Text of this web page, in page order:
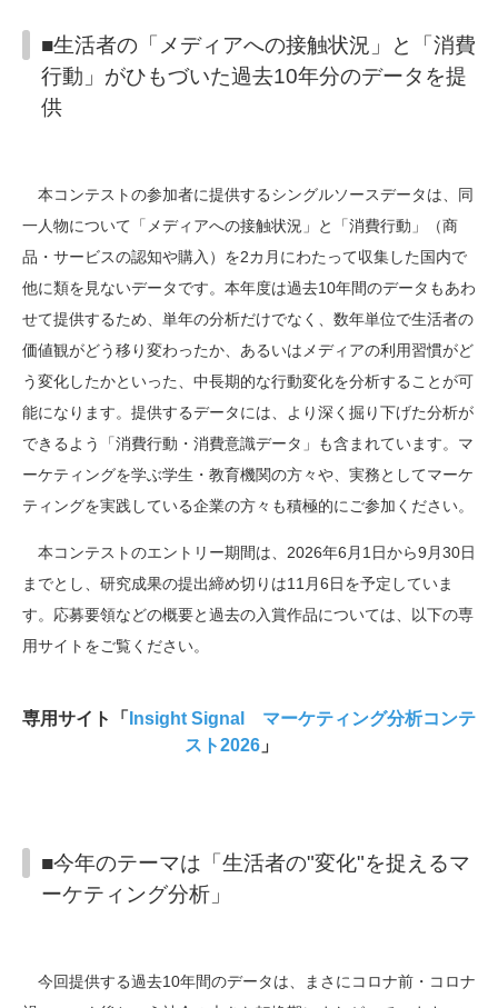
■生活者の「メディアへの接触状況」と「消費
行動」がひもづいた過去10年分のデータを提
供
本コンテストの参加者に提供するシングルソースデータは、同
一人物について「メディアへの接触状況」と「消費行動」（商
品・サービスの認知や購入）を2カ月にわたって収集した国内で
他に類を見ないデータです。本年度は過去10年間のデータもあわ
せて提供するため、単年の分析だけでなく、数年単位で生活者の
価値観がどう移り変わったか、あるいはメディアの利用習慣がど
う変化したかといった、中長期的な行動変化を分析することが可
能になります。提供するデータには、より深く掘り下げた分析が
できるよう「消費行動・消費意識データ」も含まれています。マ
ーケティングを学ぶ学生・教育機関の方々や、実務としてマーケ
ティングを実践している企業の方々も積極的にご参加ください。
本コンテストのエントリー期間は、 2026年6 月 1 日から9 月30日
までとし、研究成果の提出締め切りは11 月6日を予定していま
す。応募要領などの概要と過去の入賞作品については、以下の専
用サイトをご覧ください。
専用サイト「 Insight Signal マーケティング分析コンテ
スト2026 」
■今年のテーマは「生活者の"変化"を捉えるマ
ーケティング分析」
今回提供する過去10年間のデータは、まさにコロナ前・コロナ